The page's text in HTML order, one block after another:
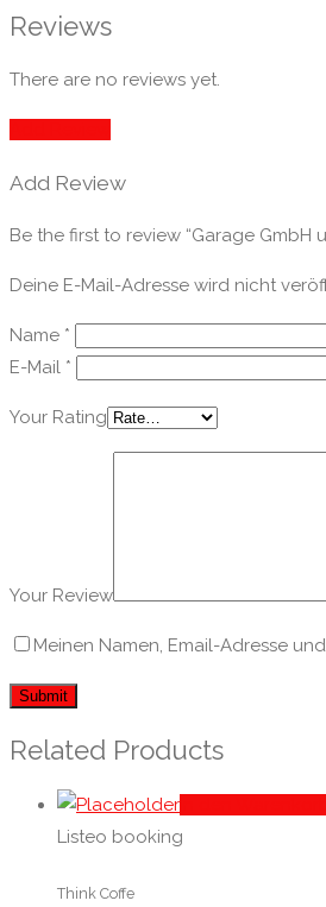
Reviews
There are no reviews yet.
Add Review
Be the first to review “Garage GmbH
Deine E-Mail-Adresse wird nicht
Name *
E-Mail *
Your Rating
Your Review
Meinen Namen, Email-Adresse
Related Products
Listeo booking
Think Coffe